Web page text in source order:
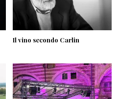
Il vino secondo Carlin